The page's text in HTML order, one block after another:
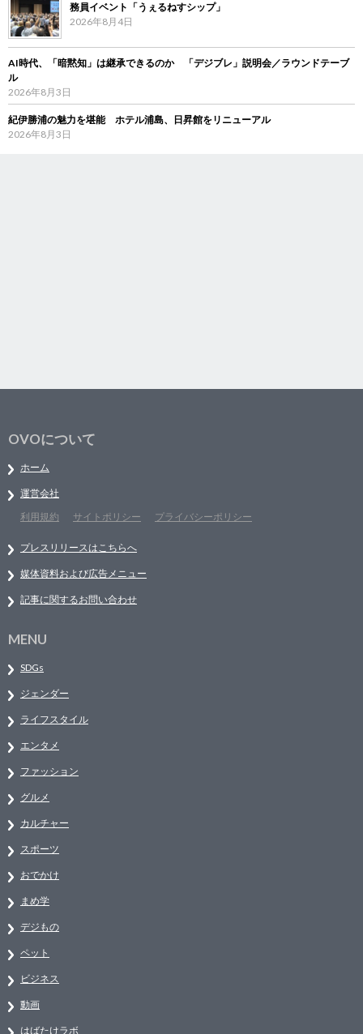
務員イベント「うぇるねすシップ」
2026年8月4日
AI時代、「暗黙知」は継承できるのか 「デジブレ」説明会／ラウンドテーブ
ル
2026年8月3日
紀伊勝浦の魅力を堪能 ホテル浦島、日昇館をリニューアル
2026年8月3日
OVOについて
ホーム
運営会社
利用規約
サイトポリシー プライバシーポリシー
プレスリリースはこちらへ
媒体資料および広告メニュー
記事に関するお問い合わせ
MENU
SDGs
ジェンダー
ライフスタイル
エンタメ
ファッション
グルメ
カルチャー
スポーツ
おでかけ
まめ学
デジもの
ペット
ビジネス
動画
はばたけラボ